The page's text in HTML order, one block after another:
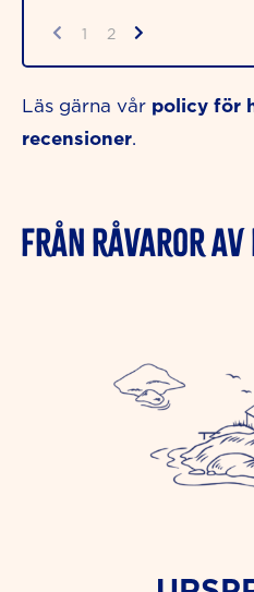
1 2
Läs gärna vår policy för
recensioner.
FRÅN RÅVAROR